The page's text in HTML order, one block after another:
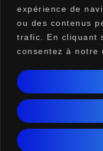
expérience de
ou des contenus
trafic. En cliquant
consentez à notre
Copyright